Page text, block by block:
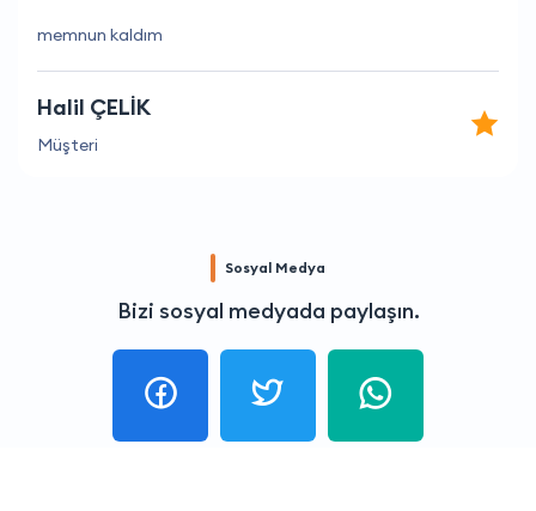
memnun kaldım
Halil ÇELİK
Müşteri
Sosyal Medya
Bizi sosyal medyada paylaşın.